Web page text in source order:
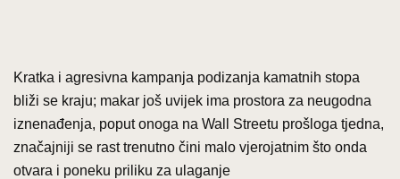
Kratka i agresivna kampanja podizanja kamatnih stopa
bliži se kraju; makar još uvijek ima prostora za neugodna
iznenađenja, poput onoga na Wall Streetu prošloga tjedna,
značajniji se rast trenutno čini malo vjerojatnim što onda
otvara i poneku priliku za ulaganje